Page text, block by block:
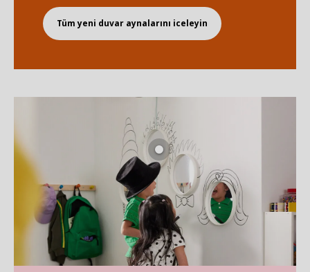
Tüm yeni duvar aynalarını iceleyin